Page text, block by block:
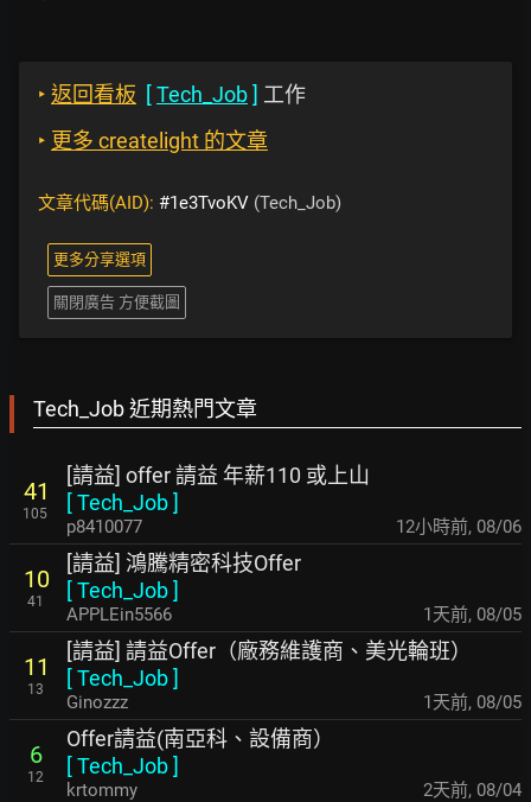
‣ 返回看板 [Tech_Job] 工作
‣ 更多 createlight 的文章
文章代碼(AID): #1e3TvoKV (Tech_Job)
更多分享選項
關閉廣告 方便截圖
Tech_Job 近期熱門文章
41
105
[請益] offer 請益 年薪110 或上山
[Tech_Job]
p8410077 12小時前, 08/06
10
41
[請益] 鴻騰精密科技Offer
[Tech_Job]
APPLEin5566 1天前, 08/05
11
13
[請益] 請益Offer（廠務維護商、美光輪班）
[Tech_Job]
Ginozzz 1天前, 08/05
6
12
Offer請益(南亞科、設備商）
[Tech_Job]
krtommy 2天前, 08/04